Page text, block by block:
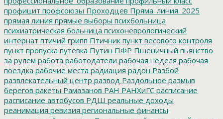
профицит профсоюзы Проходцев Пряма_линия_2025
прямая линия прямые выборы психбольница
психиатрическая больница психоневрологический
интернат птичий грипп Птичник пункт весового контроля
пункт пропуска путевка Путин ПФР Пшеничный пьянство
за рулем работа работодатели рабочая неделя рабочая
поездка рабочие места радиация радон Разбой
развлекательный центр развод Раздольное размыв
берегов ракеты Рамазанов РАН РАНХиГС расписание
расписание автобусов РДШ реальные доходы
реанимация ревизия региональные финансы